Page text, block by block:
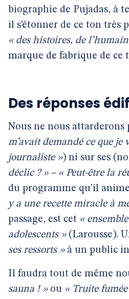
biographie de Pujadas, à
il s’étonner de ce ton
« des histoires, de
marque de fabrique de ce
Des réponses
Nous ne nous
m’avait demandé ce que
journaliste ») ni sur ses
déclic ? » – « Peut-être la
du programme qu’il
y a une recette miracle à
passage, est cet «
adolescents »(Larousse).
ses ressorts »à un public
Il faudra tout de même
sauna ! » ou « Truite